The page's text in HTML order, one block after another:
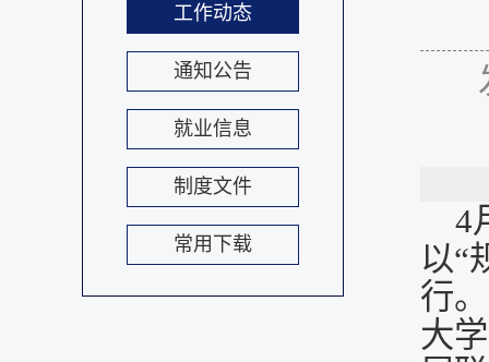
工作动态
通知公告
就业信息
制度文件
常用下载
4
以“
行
大